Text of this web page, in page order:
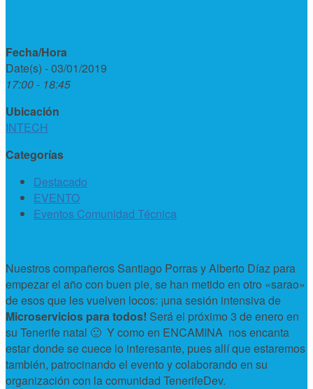
Fecha/Hora
Date(s) - 03/01/2019
17:00 - 18:45
Ubicación
INTECH
Categorías
Destacado
EVENTO
Eventos Comunidad Técnica
Nuestros compañeros Santiago Porras y Alberto Díaz para
empezar el año con buen pie, se han metido en otro «sarao»
de esos que les vuelven locos: ¡una sesión intensiva de
Microservicios para todos! Será el próximo 3 de enero en
su Tenerife natal 🙂 Y como en ENCAMINA nos encanta
estar donde se cuece lo interesante, pues allí que estaremos
también, patrocinando el evento y colaborando en su
organización con la comunidad TenerifeDev.